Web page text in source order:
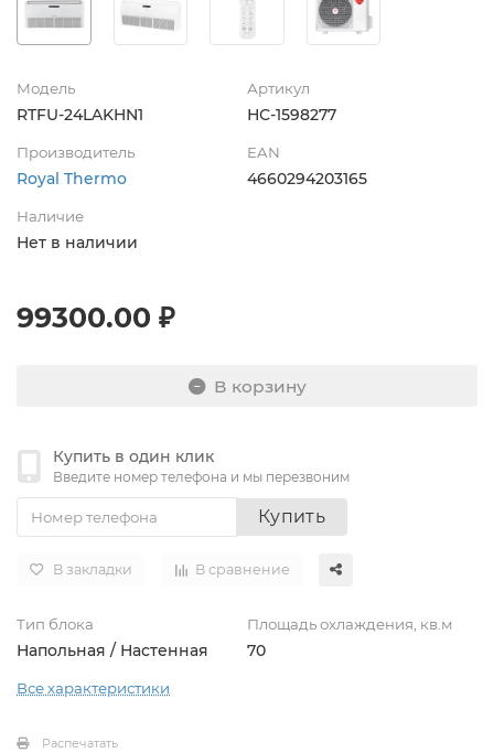
Модель
RTFU-24LAKHN1
Артикул
НС-1598277
Производитель
Royal Thermo
EAN
4660294203165
Наличие
Нет в наличии
99300.00 ₽
В корзину
Купить в один клик
Введите номер телефона и мы перезвоним
Купить
В закладки В сравнение
Тип блока
Напольная / Настенная
Площадь охлаждения, кв.м
70
Все характеристики
Распечатать